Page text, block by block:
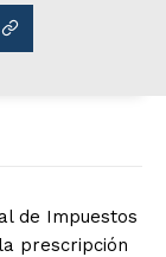
de Impuestos
prescripción